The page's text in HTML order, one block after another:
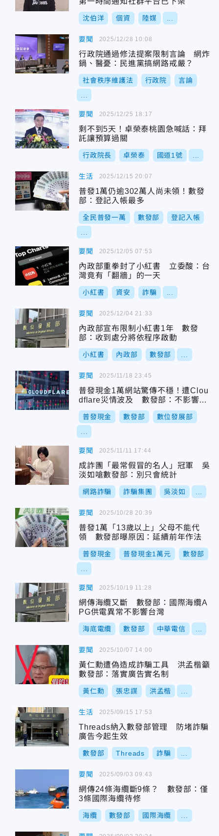
沈伯洋 個資 陸媒
要聞
行政院通過修法提案限制言論 網炸
鍋、醫憂：民進黨搞網路戒嚴？
社會秩序維護法 行政院 言論
2025/12/28 10:08
要聞
剩不到5天！卓榮泰桃園急喊話：拜
託讓預算過關
行政院長 卓榮泰 國道1號
2025/12/25 18:17
生活
普發1萬仍逾302萬人尚未領！數發
部：登記入帳最多
全民普發一萬 數發部 登記入帳
2025/12/15 20:07
要聞
內政部重拳封了小紅書 立委酸：台
灣竟有「翻牆」的一天
小紅書 資安 詐騙
2025/12/05 07:53
要聞
內政部宣布限制小紅書1年 數發
部：收到處分將依程序啟動
小紅書 內政部 數發部
2025/12/04 21:33
要聞
普發現金1萬網站驚傳不穩！遭Clou
dflare災情波及 數發部：不影響民
眾領取權益
普發現金 數發部 數位發展部
2025/11/18 23:45
要聞
成詐團「最常假冒的名人」冠軍 吳
淡如嗆數發部：別只會統計
網路詐騙 詐騙集團 吳淡如
2025/11/11 17:44
要聞
普發1萬「13歲以上」父母不能代
領 數發部曝原因：延續前年作法
普發現金 普發現金1萬元 數發部
2025/10/28 20:39
要聞
網傳海纜又斷 數發部：國際海纜A
PG供電異常不影響台灣
海底電纜 數發部 中華電信
2025/10/19 11:28
要聞
黃仁勳遭偽造成詐騙工具 洪孟楷籲
數發部：落實廣告實名制
黃仁勳 張忠謀 洪孟楷
2025/10/07 14:00
生活
Threads納入數發部管理 防堵詐騙
廣告今起生效
數發部 Threads 詐騙
2025/09/15 17:53
要聞
網傳24條海纜斷9條？ 數發部：僅
3條國際海纜待修
海纜 數發部 國際海纜
2025/09/03 09:43